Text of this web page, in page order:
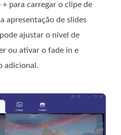
para carregar o clipe de
apresentação de slides
ajustar o nível de
ou ativar o fade in e
adicional.